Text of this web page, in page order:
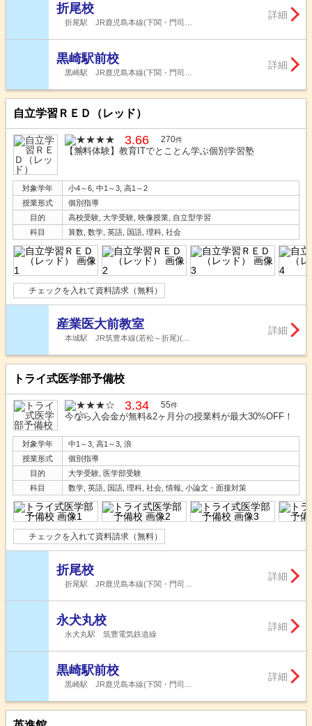
折尾校
折尾駅 JR鹿児島本線(下関・門司…
詳細
黒崎駅前校
黒崎駅 JR鹿児島本線(下関・門司…
詳細
自立学習ＲＥＤ（レッド）
3.66 270件
【無料体験】教育ITでとことん学ぶ個別学習塾
対象学年
小4～6, 中1～3, 高1～2
授業形式
個別指導
目的
高校受験, 大学受験, 映像授業, 自立型学習
科目
算数, 数学, 英語, 国語, 理科, 社会
チェックを入れて資料請求（無料）
産業医大前教室
本城駅 JR筑豊本線(若松～折尾)(…
詳細
トライ式医学部予備校
3.34 55件
今なら入会金が無料&2ヶ月分の授業料が最大30%OFF！
対象学年
中1～3, 高1～3, 浪
授業形式
個別指導
目的
大学受験, 医学部受験
科目
数学, 英語, 国語, 理科, 社会, 情報, 小論文・面接対策
チェックを入れて資料請求（無料）
折尾校
折尾駅 JR鹿児島本線(下関・門司…
詳細
永犬丸校
永犬丸駅 筑豊電気鉄道線
詳細
黒崎駅前校
黒崎駅 JR鹿児島本線(下関・門司…
詳細